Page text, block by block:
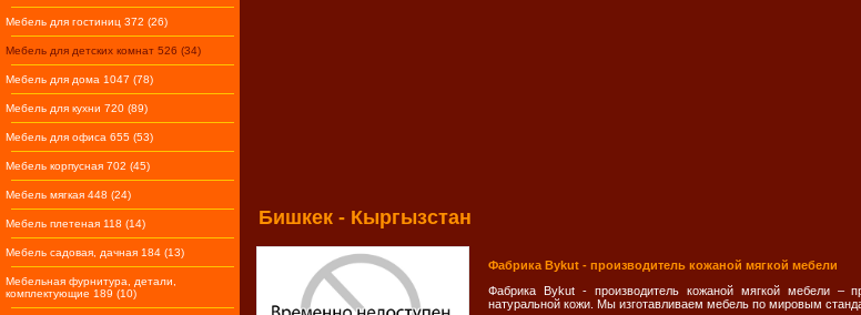
Мебель для гостиниц 372 (26)
Мебель для детских комнат 526 (34)
Мебель для дома 1047 (78)
Мебель для кухни 720 (89)
Мебель для офиса 655 (53)
Мебель корпусная 702 (45)
Мебель мягкая 448 (24)
Мебель плетеная 118 (14)
Мебель садовая, дачная 184 (13)
Мебельная фурнитура, детали,
комплектующие 189 (10)
Бишкек - Кыргызстан
Фабрика Bykut - производитель кожаной мягкой мебели
Фабрика Bykut - производитель кожаной мягкой мебели –
натуральной кожи. Мы изготавливаем мебель по мировым